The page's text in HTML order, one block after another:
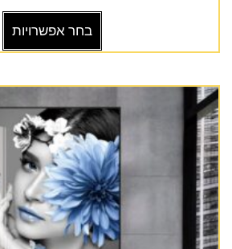
בחר אפשרויות